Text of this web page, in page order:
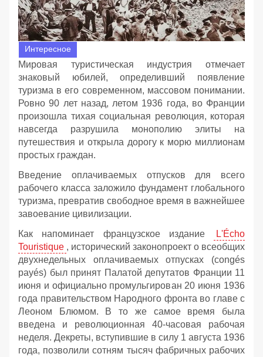
Интересное
Мировая туристическая индустрия отмечает
знаковый юбилей, определивший появление
туризма в его современном, массовом понимании.
Ровно 90 лет назад, летом 1936 года, во Франции
произошла тихая социальная революция, которая
навсегда разрушила монополию элиты на
путешествия и открыла дорогу к морю миллионам
простых граждан.
Введение оплачиваемых отпусков для всего
рабочего класса заложило фундамент глобального
туризма, превратив свободное время в важнейшее
завоевание цивилизации.
Как напоминает французское издание
L'Écho
Touristique , исторический законопроект о всеобщих
двухнедельных оплачиваемых отпусках (congés
payés) был принят Палатой депутатов Франции 11
июня и официально промульгирован 20 июня 1936
года правительством Народного фронта во главе с
Леоном Блюмом. В то же самое время была
введена и революционная 40-часовая рабочая
неделя. Декреты, вступившие в силу 1 августа 1936
года, позволили сотням тысяч фабричных рабочих